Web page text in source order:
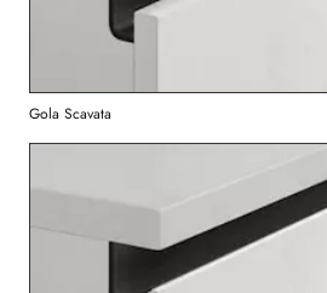
Gola Scavata